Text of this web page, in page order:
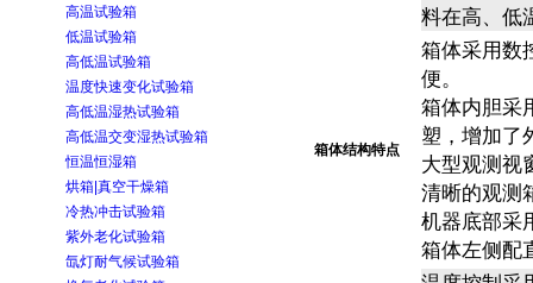
高温试验箱
低温试验箱
高低温试验箱
温度快速变化试验箱
高低温湿热试验箱
高低温交变湿热试验箱
恒温恒湿箱
烘箱|真空干燥箱
冷热冲击试验箱
紫外老化试验箱
氙灯耐气候试验箱
料在高、 低
箱体结构特点
箱体采用数
便。
箱体内胆采
塑，增加了
大型观测视
清晰的观测
机器底部采
箱体左侧配